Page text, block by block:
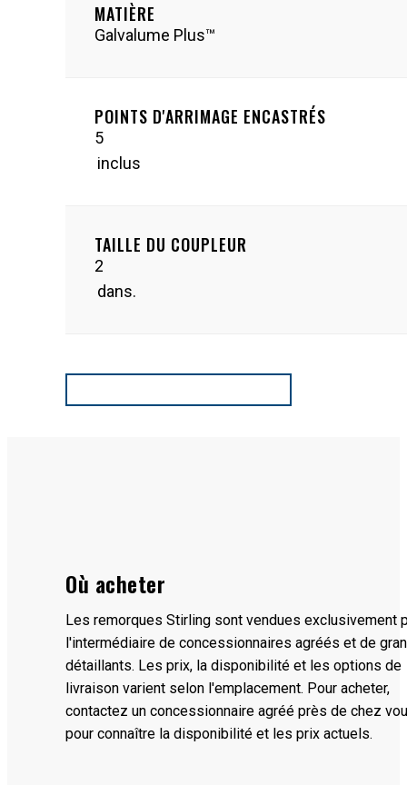
MATIÈRE
Galvalume Plus™
POINTS D'ARRIMAGE ENCASTRÉS
5
inclus
TAILLE DU COUPLEUR
2
dans.
Où acheter
Les remorques Stirling sont vendues exclusivement
l'intermédiaire de concessionnaires agréés et de
détaillants. Les prix, la disponibilité et les options de
livraison varient selon l'emplacement. Pour acheter,
contactez un concessionnaire agréé près de chez
pour connaître la disponibilité et les prix actuels.